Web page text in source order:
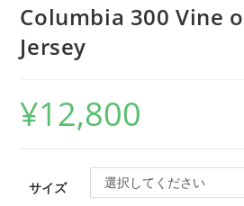
Columbia 300 Vine
Jersey
¥12,800
サイズ 選択してください